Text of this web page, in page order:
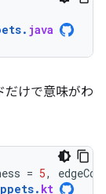
. java
だけで意味がわ
= 5,
. kt